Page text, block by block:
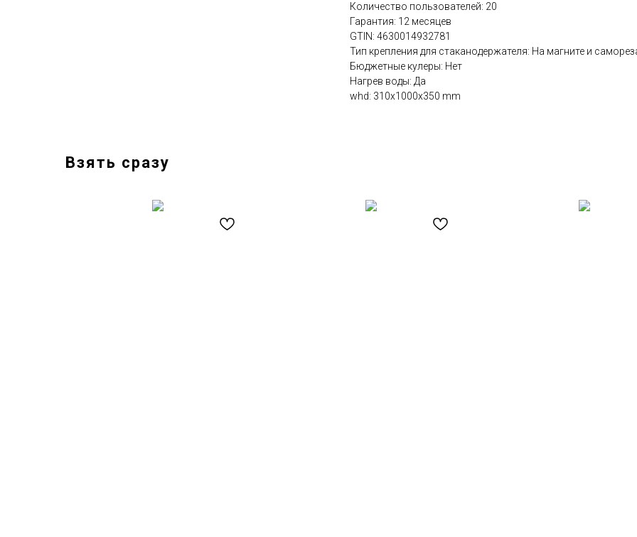
Количество пользователей: 20
Гарантия: 12 месяцев
GTIN: 4630014932781
Тип крепления для стаканодержателя: На магните и
Бюджетные кулеры: Нет
Нагрев воды: Да
whd: 310x1000x350 mm
Взять сразу